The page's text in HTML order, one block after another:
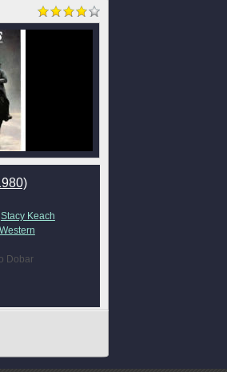
Stacy Keach
Western
Dobar